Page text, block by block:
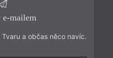
mailem
a občas něco navíc.